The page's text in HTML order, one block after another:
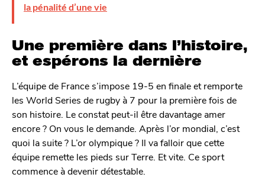
la pénalité d’une vie
Une première dans l’histoire,
et espérons la dernière
L’équipe de France s’impose 19-5 en finale et remporte
les World Series de rugby à 7 pour la première fois de
son histoire. Le constat peut-il être davantage amer
encore ? On vous le demande. Après l’or mondial, c’est
quoi la suite ? L’or olympique ? Il va falloir que cette
équipe remette les pieds sur Terre. Et vite. Ce sport
commence à devenir détestable.